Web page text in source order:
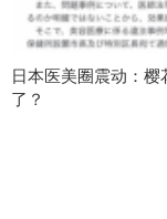
日本医美圈震动：樱
了？